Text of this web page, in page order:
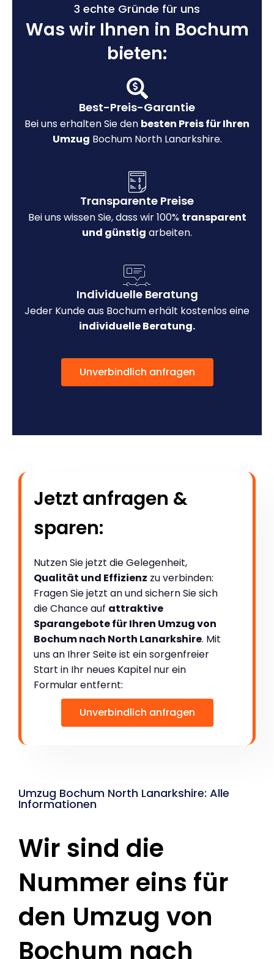
3 echte Gründe für uns
Was wir Ihnen in Bochum
bieten:
Best-Preis-Garantie
Bei uns erhalten Sie den besten Preis für Ihren
Umzug Bochum North Lanarkshire.
Transparente Preise
Bei uns wissen Sie, dass wir 100% transparent
und günstig arbeiten.
Individuelle Beratung
Jeder Kunde aus Bochum erhält kostenlos eine
individuelle Beratung.
Unverbindlich anfragen
Jetzt anfragen &
sparen:
Nutzen Sie jetzt die Gelegenheit,
Qualität und Effizienz zu verbinden:
Fragen Sie jetzt an und sichern Sie sich
die Chance auf attraktive
Sparangebote für Ihren Umzug von
Bochum nach North Lanarkshire. Mit
uns an Ihrer Seite ist ein sorgenfreier
Start in Ihr neues Kapitel nur ein
Formular entfernt:
Unverbindlich anfragen
Umzug Bochum North Lanarkshire: Alle
Informationen
Wir sind die
Nummer eins für
den Umzug von
Bochum nach